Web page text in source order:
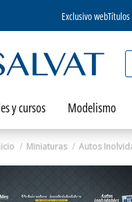
Exclusivo web
y cursos Modelismo
Miniaturas Autos